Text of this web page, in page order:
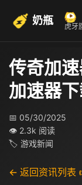
奶瓶 虎牙
传奇加
加速器
📅 05/30/2025
👁 2.3k 阅读
🏷 游戏新闻
← 返回资讯列表